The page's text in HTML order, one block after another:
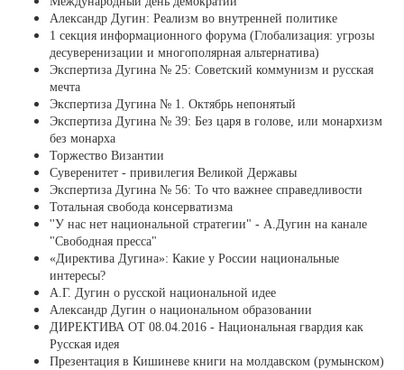
Александр Дугин: Реализм во внутренней политике
1 секция информационного форума (Глобализация: угрозы
десуверенизации и многополярная альтернатива)
Экспертиза Дугина № 25: Советский коммунизм и русская
мечта
Экспертиза Дугина № 1. Октябрь непонятый
Экспертиза Дугина № 39: Без царя в голове, или монархизм
без монарха
Торжество Византии
Суверенитет - привилегия Великой Державы
Экспертиза Дугина № 56: То что важнее справедливости
Тотальная свобода консерватизма
''У нас нет национальной стратегии" - А.Дугин на канале
"Свободная пресса"
«Директива Дугина»: Какие у России национальные
интересы?
А.Г. Дугин о русской национальной идее
Александр Дугин о национальном образовании
ДИРЕКТИВА ОТ 08.04.2016 - Национальная гвардия как
Русская идея
Презентация в Кишиневе книги на молдавском (румынском)